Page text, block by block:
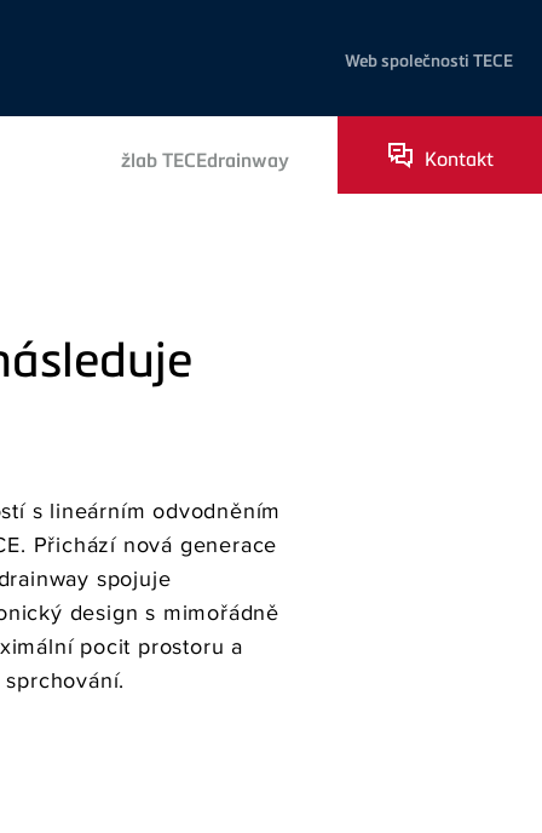
Web společnosti TECE
žlab TECEdrainway Kontakt
s lineárním odvodněním
Přichází nová generace
spojuje
design s mimořádně
pocit prostoru a